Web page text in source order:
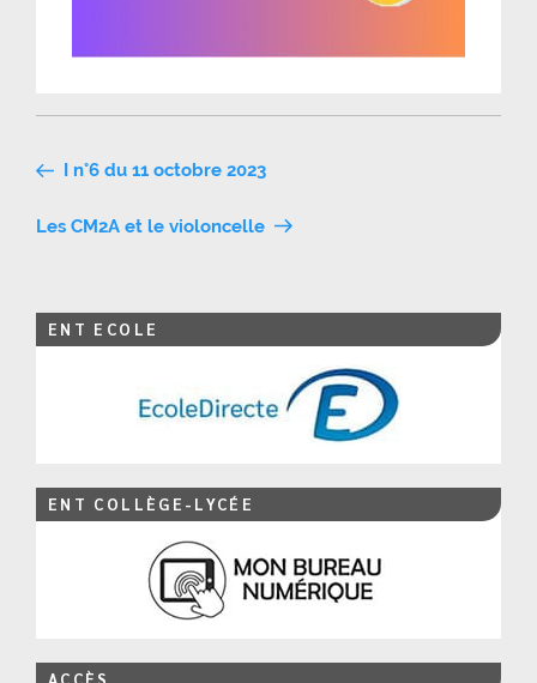
Navigation
de
I n°6 du 11 octobre 2023
Les CM2A et le violoncelle
ENT ECOLE
ENT COLLÈGE-LYCÉE
ACCÈS